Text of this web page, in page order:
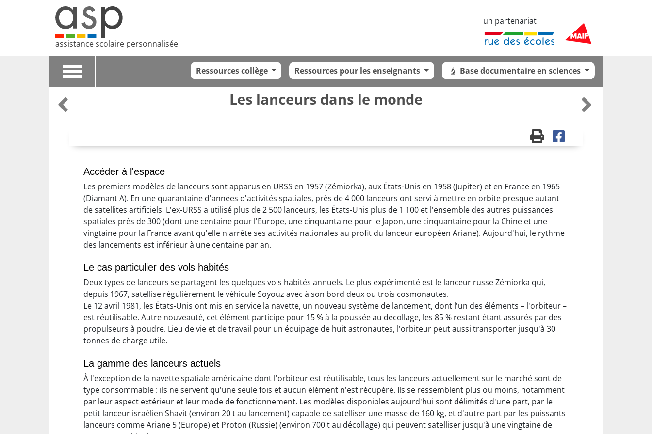
assistance scolaire personnalisée
un partenariat
Toggle
Ressources collège Ressources pour les enseignants Base documentaire en sciences
Les lanceurs dans le monde
Accéder à l'espace
Les premiers modèles de lanceurs sont apparus en URSS en 1957 (Zémiorka), aux États-Unis en 1958 (Jupiter) et en France en 1965
(Diamant A). En une quarantaine d'années d'activités spatiales, près de 4 000 lanceurs ont servi à mettre en orbite presque autant
de satellites artificiels. L'ex-URSS a utilisé plus de 2 500 lanceurs, les États-Unis plus de 1 100 et l'ensemble des autres puissances
spatiales près de 300 (dont une centaine pour l'Europe, une cinquantaine pour le Japon, une cinquantaine pour la Chine et une
vingtaine pour la France avant qu'elle n'arrête ses activités nationales au profit du lanceur européen Ariane). Aujourd'hui, le rythme
des lancements est inférieur à une centaine par an.
Le cas particulier des vols habités
Deux types de lanceurs se partagent les quelques vols habités annuels. Le plus expérimenté est le lanceur russe Zémiorka qui,
depuis 1967, satellise régulièrement le véhicule Soyouz avec à son bord deux ou trois cosmonautes.
Le 12 avril 1981, les États-Unis ont mis en service la navette, un nouveau système de lancement, dont l'un des éléments – l'orbiteur –
est réutilisable. Autre nouveauté, cet élément participe pour 15 % à la poussée au décollage, les 85 % restant étant assurés par des
propulseurs à poudre. Lieu de vie et de travail pour un équipage de huit astronautes, l'orbiteur peut aussi transporter jusqu'à 30
tonnes de charge utile.
La gamme des lanceurs actuels
À l'exception de la navette spatiale américaine dont l'orbiteur est réutilisable, tous les lanceurs actuellement sur le marché sont de
type consommable : ils ne servent qu'une seule fois et aucun élément n'est récupéré. Ils se ressemblent plus ou moins, notamment
par leur aspect extérieur et leur mode de fonctionnement. Les modèles disponibles aujourd'hui sont délimités d'une part, par le
petit lanceur israélien Shavit (environ 20 t au lancement) capable de satelliser une masse de 160 kg, et d'autre part par les puissants
lanceurs comme Ariane 5 (Europe) et Proton (Russie) (environ 700 t au décollage) qui peuvent satelliser jusqu'à une vingtaine de